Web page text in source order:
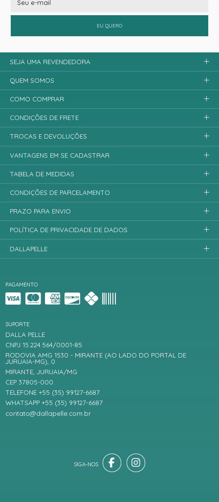
EU QUERO
PAGAMENTO
SUPORTE
DALLA PELLE
CNPJ 15.224.564/0001-85
RODOVIA AMG 1530 - MIRANTE (AO LADO DO PORTAL DE
JURUAIA-MG), 0
MIRANTE, JURUAIA/MG
CEP 37805-000
TELEFONE +55 (35) 99127-6687
WHATSAPP +55 (35) 99127-6687
contato@dallapelle.com.br
SEJA UMA REVENDEDORA
QUEM SOMOS
COMO COMPRAR
CONDIÇÕES DE FRETE
TROCAS E DEVOLUÇÕES
VANTAGENS EM SE CADASTRAR
TABELA DE MEDIDAS
CONDIÇÕES DE PARCELAMENTO
PRAZO PARA ENVIO
POLÍTICA DE PRIVACIDADE DE DADOS
DALLAPELLE